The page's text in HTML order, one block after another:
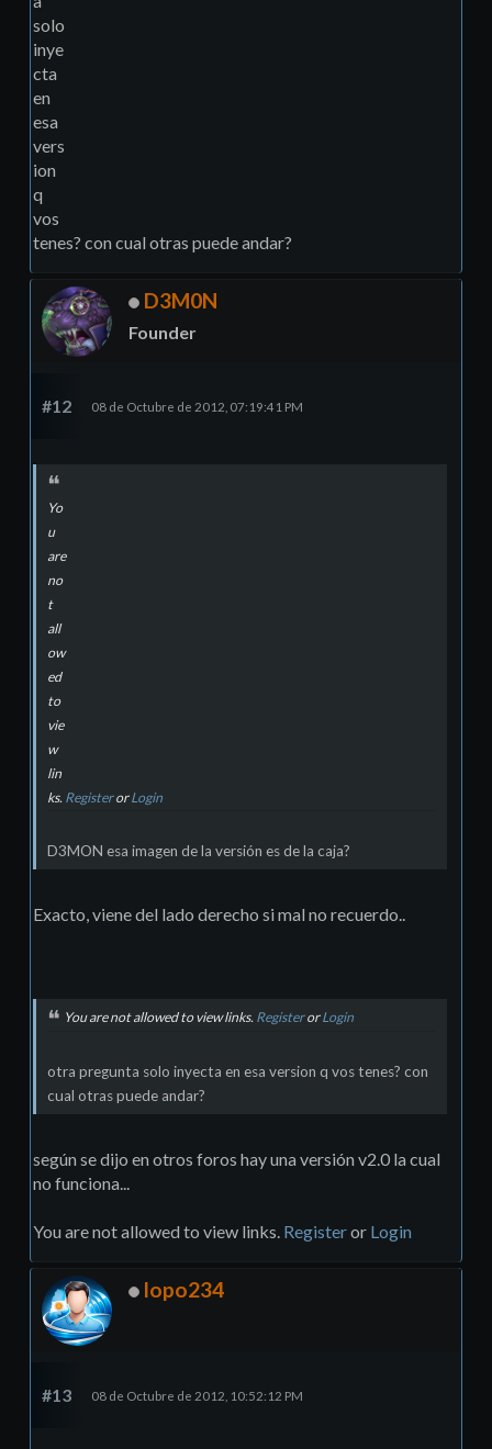
solo
inye
cta
en
esa
vers
ion
q
vos
tenes? con cual otras puede andar?
D3M0N
Founder
#12 08 de Octubre de 2012, 07:19:41 PM
Yo
u
are
no
t
all
ow
ed
to
vie
w
lin
ks. RegisterorLogin
D3MON esa imagen de la versión es de la caja?
Exacto, viene del lado derecho si mal no recuerdo..
You are not allowed to view links. RegisterorLogin
otra pregunta solo inyecta en esa version q vos tenes? con
cual otras puede andar?
según se dijo en otros foros hay una versión v2.0 la cual
no funciona...
You are not allowed to view links. Registeror Login
lopo234
#13 08 de Octubre de 2012, 10:52:12 PM